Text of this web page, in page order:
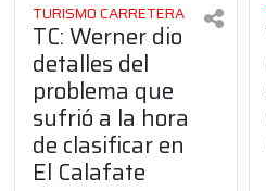
TURISMO CARRETERA
TC: Werner dio
detalles del
problema que
sufrió a la hora
de clasificar en
El Calafate